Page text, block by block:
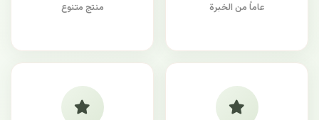
عاماً من الخبرة منتج متنوع